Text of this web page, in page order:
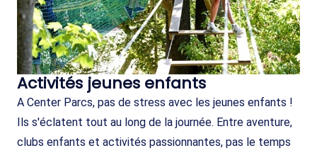
Activités jeunes enfants
A Center Parcs, pas de stress avec les jeunes enfants !
Ils s'éclatent tout au long de la journée. Entre aventure,
clubs enfants et activités passionnantes, pas le temps